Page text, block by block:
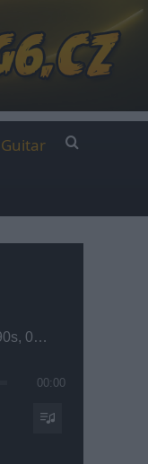
Rádio G6 - Gipsy, 80s, 90s, 00s
00:00